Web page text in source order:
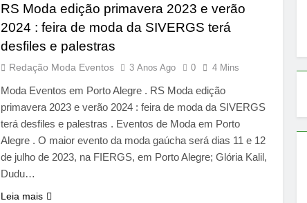
RS Moda edição primavera 2023 e verão
2024 : feira de moda da SIVERGS terá
desfiles e palestras
Redação Moda Eventos 3 Anos Ago 0 4 Mins
Moda Eventos em Porto Alegre . RS Moda edição
primavera 2023 e verão 2024 : feira de moda da SIVERGS
terá desfiles e palestras . Eventos de Moda em Porto
Alegre . O maior evento da moda gaúcha será dias 11 e 12
de julho de 2023, na FIERGS, em Porto Alegre; Glória Kalil,
Dudu…
Leia mais